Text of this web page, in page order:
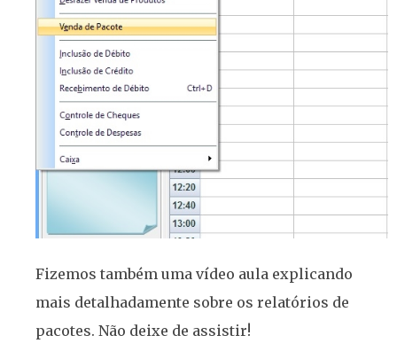
Fizemos também uma vídeo aula explicando
mais detalhadamente sobre os relatórios de
pacotes. Não deixe de assistir!